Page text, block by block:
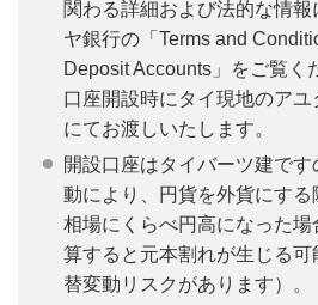
関わる詳細および法的な情報
ヤ銀行の「Terms and
Deposit Accounts」をご覧く
口座開設時にタイ現地のア
にてお渡しいたします。
開設口座はタイバーツ建で
動により、円貨を外貨にす
相場にくらべ円高になった
算すると元本割れが生じる
替変動リスクがあります）。